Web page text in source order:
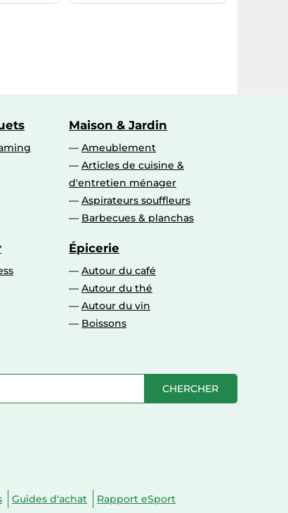
Maison & Jardin
Ameublement
Articles de cuisine &
d'entretien ménager
Aspirateurs souffleurs
Barbecues & planchas
Épicerie
Autour du café
Autour du thé
Autour du vin
Boissons
CHERCHER
Guides d'achat
Rapport eSport